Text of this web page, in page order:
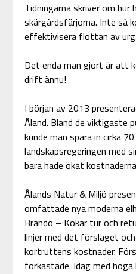
Tidningarna skriver om hur
skärgårdsfärjorna. Inte så
effektivisera flottan av
Det enda man gjort är att
drift ännu!
I början av 2013
Åland. Bland de viktigaste
kunde man spara in cirka
landskapsregeringen med
bara hade ökat
Ålands Natur & Miljö
omfattade nya moderna
Brändö – Kökar tur och
linjer med det förslaget
kortruttens kostnader.
förkastade. Idag med